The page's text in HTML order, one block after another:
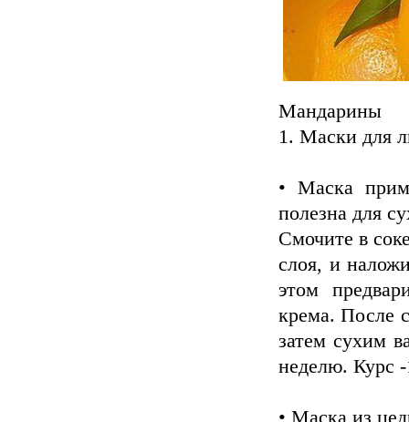
Мандарины
1. Маски для
• Маска
полезна для
Смочите в
слоя, и
этом
крема. После
затем сухим
неделю. Курс
• Маска из